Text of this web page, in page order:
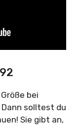
bei
solltest du
Sie gibt an,